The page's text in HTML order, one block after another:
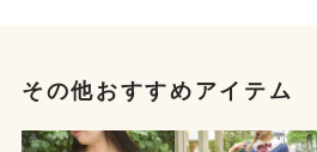
その他おすすめアイテム